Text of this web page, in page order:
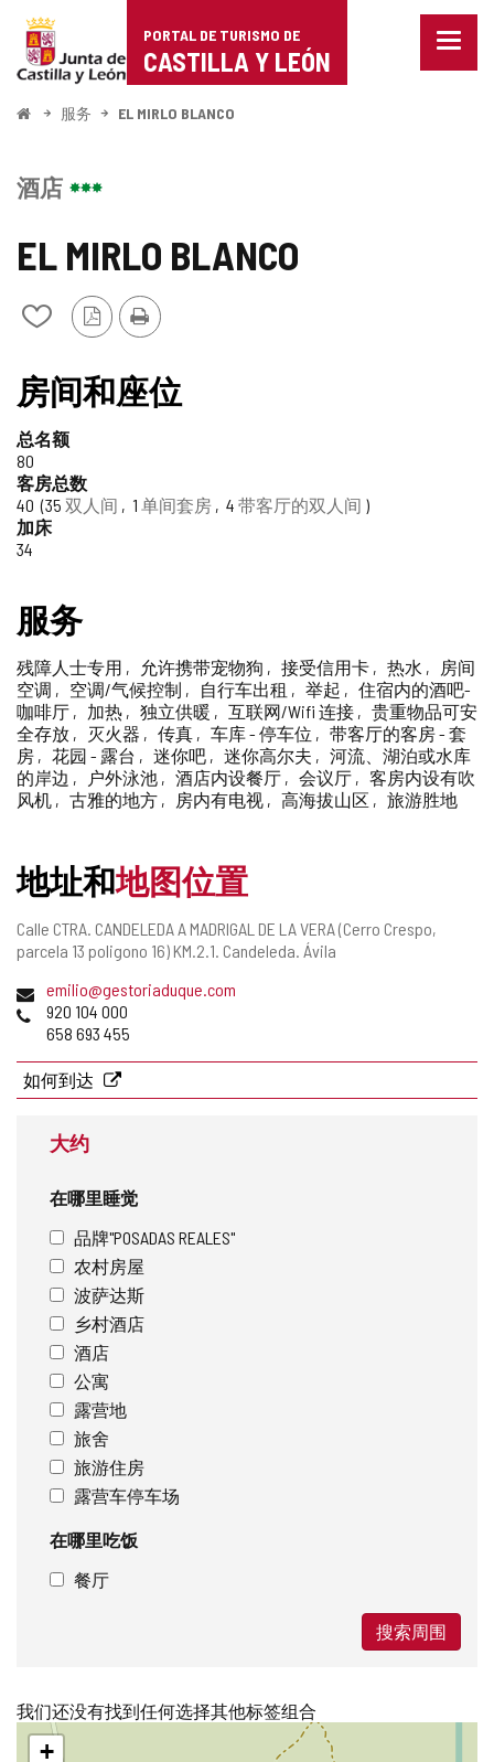
Portal
de
Turismo
Castilla
León
PORTAL DE TURISMO DE
CASTILLA Y LEÓN
菜
开
服务 EL MIRLO BLANCO
EL MIRLO BLANCO
从
笔
记
中
加/
删
除
PDF
版
打
印
酒店
房间和座位
总名额
80
客房总数
40 35 双人间 1 单间套房 4 带客厅的双人间
加床
34
服务
残障人士专用 允许携带宠物狗 接受信用卡 热水
房间
空调
空调/气候控制 自行车出租 举起
住宿内的酒吧-
咖啡厅
加热 独立供暖 互联网/Wifi 连接
贵重物品可安
全存放
灭火器 传真 车库 - 停车位
带客厅的客房 - 套
房
花园 - 露台 迷你吧 迷你高尔夫
河流、湖泊或水库
的岸边
户外泳池 酒店内设餐厅 会议厅
客房内设有吹
风机
古雅的地方 房内有电视 高海拔山区 旅游胜地
地址和地图位置
邮
寄
址
Calle CTRA. CANDELEDA A MADRIGAL DE LA VERA (Cerro Crespo,
parcela 13 poligono 16) KM.2.1. Candeleda. Ávila
电
子
地
址
emilio@gestoriaduque.com
电
920 104 000
658 693 455
如何到达
大约
在哪里睡觉
品牌"POSADAS REALES"
农村房屋
波萨达斯
乡村酒店
酒店
公寓
露营地
旅舍
旅游住房
露营车停车场
在哪里吃饭
餐厅
搜索周围
我们还没有找到任何选择其他标签组合
跳
+